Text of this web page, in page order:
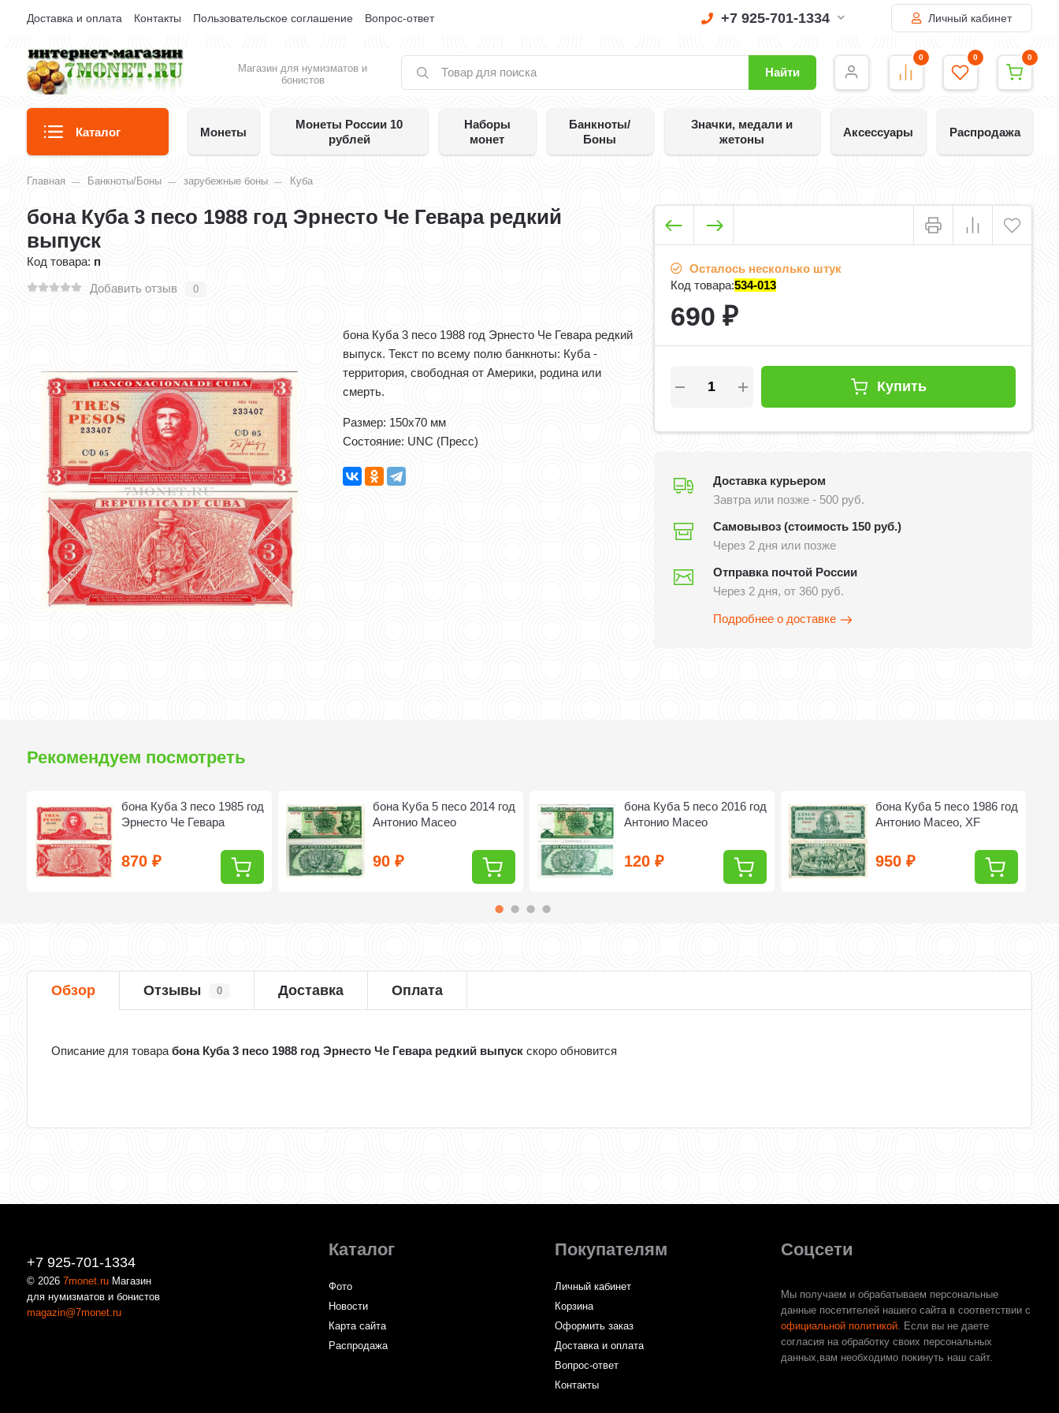
Доставка и оплата Контакты Пользовательское соглашение Вопрос-ответ +7 925-701-1334 Личный кабинет
Магазин для нумизматов и
бонистов
Найти
0 0 0
Каталог Монеты
Монеты России 10
рублей
Наборы
монет
Банкноты/
Боны
Значки, медали и
жетоны
Аксессуары Распродажа
Главная Банкноты/Боны зарубежные боны Куба
бона Куба 3 песо 1988 год Эрнесто Че Гевара редкий
выпуск
Код товара: п
Добавить отзыв
0
бона Куба 3 песо 1988 год Эрнесто Че Гевара редкий
выпуск. Текст по всему полю банкноты: Куба -
территория, свободная от Америки, родина или
смерть.
Размер: 150x70 мм
Состояние: UNC (Пресс)
Осталось несколько штук
Код товара:534-013
690 ₽
Купить
Доставка курьером
Завтра или позже - 500 руб.
Самовывоз (стоимость 150 руб.)
Через 2 дня или позже
Отправка почтой России
Через 2 дня, от 360 руб.
Подробнее о доставке
Рекомендуем посмотреть
бона Куба 3 песо 1985 год
Эрнесто Че Гевара
870₽
бона Куба 5 песо 2014 год
Антонио Масео
90₽
бона Куба 5 песо 2016 год
Антонио Масео
120₽
бона Куба 5 песо 1986 год
Антонио Масео, XF
950₽
Обзор Отзывы 0 Доставка Оплата
Описание для товарабона Куба 3 песо 1988 год Эрнесто Че Гевара редкий выпуск скоро обновится
+7 925-701-1334
© 20267monet.ru Магазин
для нумизматов и бонистов
magazin@7monet.ru
Каталог
Фото
Новости
Карта сайта
Распродажа
Покупателям
Личный кабинет
Корзина
Оформить заказ
Доставка и оплата
Вопрос-ответ
Контакты
Соцсети
Мы получаем и обрабатываем персональные
данные посетителей нашего сайта в соответствии с
официальной политикой. Если вы не даете
согласия на обработку своих персональных
данных,вам необходимо покинуть наш сайт.